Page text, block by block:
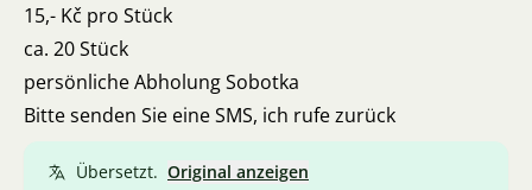
15,- Kč pro Stück
ca. 20 Stück
persönliche Abholung Sobotka
Bitte senden Sie eine SMS, ich rufe zurück
Übersetzt. Original anzeigen